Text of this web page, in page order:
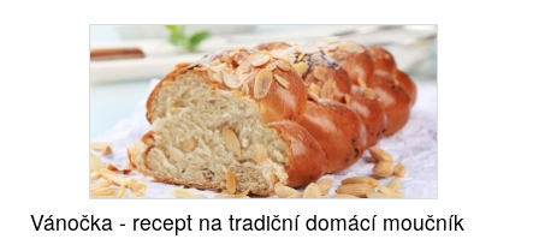
Vánočka - recept na tradiční domácí moučník